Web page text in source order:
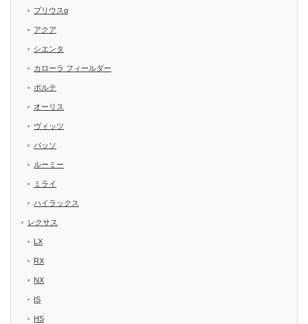
プリウスα
アクア
シエンタ
カローラ フィールダー
ポルテ
オーリス
ヴィッツ
パッソ
ルーミー
ミライ
ハイラックス
レクサス
LX
RX
NX
IS
HS